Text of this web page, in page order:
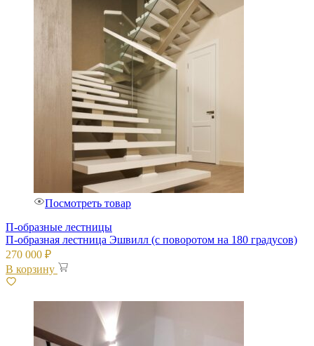
Посмотреть товар
П-образные лестницы
П-образная лестница Эшвилл (с поворотом на 180 градусов)
270 000 ₽
В корзину